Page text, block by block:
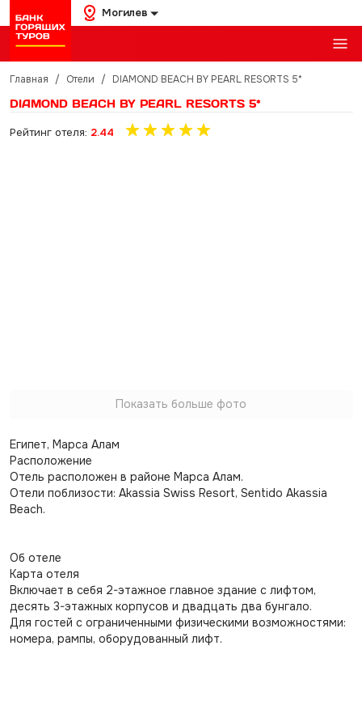
Могилев
Главная / Отели / DIAMOND BEACH BY PEARL RESORTS 5*
DIAMOND BEACH BY PEARL RESORTS 5*
Рейтинг отеля: 2.44
Показать больше фото
Египет, Марса Алам
Расположение
Отель расположен в районе Марса Алам.
Отели поблизости: Akassia Swiss Resort, Sentido Akassia
Beach.
Об отеле
Карта отеля
Включает в себя 2-этажное главное здание с лифтом,
десять 3-этажных корпусов и двадцать два бунгало.
Для гостей с ограниченными физическими возможностями:
номера, рампы, оборудованный лифт.